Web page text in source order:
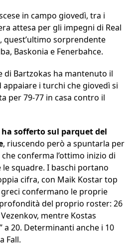
in campo giovedì, tra i
attesa per gli impegni di Real
quest’ultimo sorprendente
Baskonia e Fenerbahce.
di Bartzokas ha mantenuto il
i turchi che giovedì si
per 79-77 in casa contro il
sofferto sul parquet del
, riuscendo però a spuntarla per
conferma l’ottimo inizio di
squadre. I baschi portano
cifra, con Maik Kostar top
confermano le proprie
del proprio roster: 26
mentre Kostas
a 20. Determinanti anche i 10
Fall.